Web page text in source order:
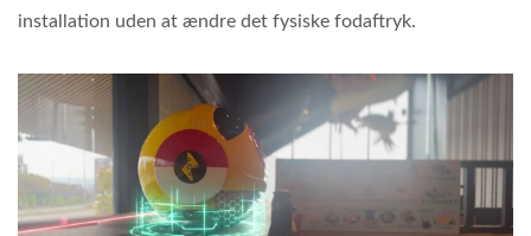
installation uden at ændre det fysiske fodaftryk.